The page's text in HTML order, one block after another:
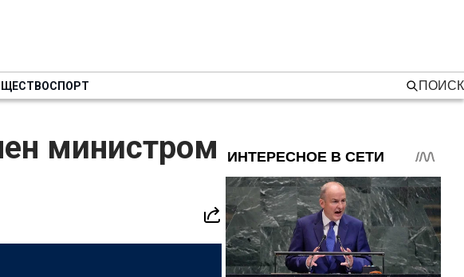
СПОРТ ПОИСК
министром